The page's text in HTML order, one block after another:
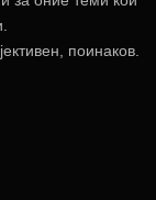
поинаков.